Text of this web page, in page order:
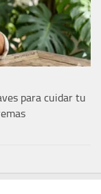
para cuidar tu